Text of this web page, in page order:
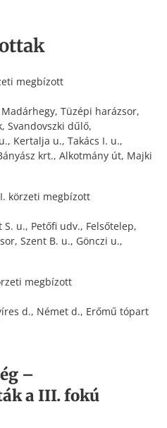
megbízott
Tüzépi harázsor,
Svandovszki dűlő,
Kertalja u., Takács I. u.,
krt., Alkotmány út, Majki
körzeti megbízott
u., Petőfi udv., Felsőtelep,
Szent B. u., Gönczi u.,
megbízott
d., Német d., Erőmű tópart
–
a III. fokú